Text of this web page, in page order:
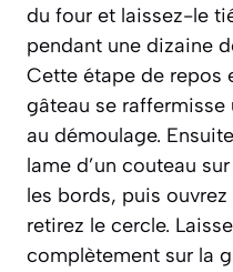
du four et laissez-le
pendant une dizaine
Cette étape de repos
gâteau se raffermisse
au démoulage.
lame d’un couteau
les bords, puis
retirez le cercle.
complètement sur la